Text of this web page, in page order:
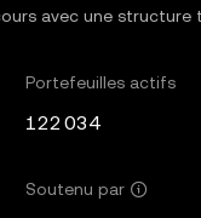
avec une structure
Portefeuilles actifs
122 034
Soutenu par